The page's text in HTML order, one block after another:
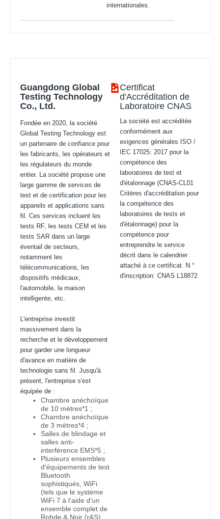
internationales.
Guangdong Global
Testing Technology
Co., Ltd.
Fondée en 2020, la société
Global Testing Technology est
un partenaire de confiance pour
les fabricants, les opérateurs et
les régulateurs du monde
entier. La société propose une
large gamme de services de
test et de certification pour les
appareils et applications sans
fil. Ces services incluent les
tests RF, les tests CEM et les
tests SAR dans un large
éventail de secteurs,
notamment les
télécommunications, les
dispositifs médicaux,
l'automobile, la maison
intelligente, etc.
L'entreprise investit
massivement dans la
recherche et le développement
pour garder une longueur
d'avance en matière de
technologie sans fil. Jusqu'à
présent, l'entreprise s'est
équipée de :
Chambre anéchoïque
de 10 mètres*1 ;
Chambre anéchoïque
de 3 mètres*4 ;
Salles de blindage et
salles anti-
interférence EMS*5 ;
Plusieurs ensembles
d'équipements de test
Bluetooth
sophistiqués, WiFi
(tels que le système
WiFi 7 à l'aide d'un
ensemble complet de
Rohde & Noir (r&S)
Certificat
d'Accréditation de
Laboratoire CNAS
La société est accréditée
conformément aux
exigences générales ISO /
IEC 17025: 2017 pour la
compétence des
laboratoires de test et
d'étalonnage (CNAS-CL01
Critères d'accréditation pour
la compétence des
laboratoires de tests et
d'étalonnage) pour la
compétence pour
entreprendre le service
décrit dans le calendrier
attaché à ce certificat. N °
d'inscription: CNAS L18872